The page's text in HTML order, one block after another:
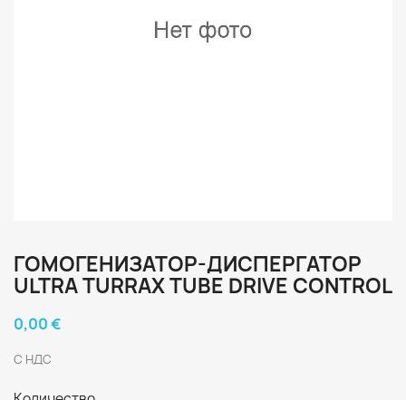
ГОМОГЕНИЗАТОР-ДИСПЕРГАТОР
ULTRA TURRAX TUBE DRIVE CONTROL
0,00 €
С НДС